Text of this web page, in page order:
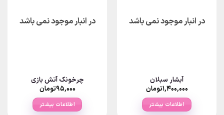
در انبار موجود نمی باشد
آبشار سبلان
۱,۴۰۰,۰۰۰تومان
اطلاعات بیشتر
در انبار موجود نمی باشد
چرخونک آتش بازی
۹۵,۰۰۰تومان
اطلاعات بیشتر